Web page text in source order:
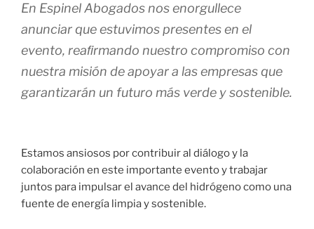
En Espinel Abogados nos enorgullece
anunciar que estuvimos presentes en el
evento, reaﬁrmando nuestro compromiso con
nuestra misión de apoyar a las empresas que
garantizarán un futuro más verde y sostenible.
Estamos ansiosos por contribuir al diálogo y la
colaboración en este importante evento y trabajar
juntos para impulsar el avance del hidrógeno como una
fuente de energía limpia y sostenible.